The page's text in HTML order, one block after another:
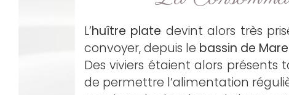
L’huître plate devint alors très
convoyer, depuis le bassin de
Des viviers étaient alors présents
de permettre l’alimentation